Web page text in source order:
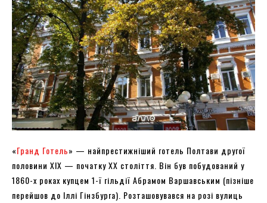
«Гранд Готель» — найпрестижніший готель Полтави другої
половини XIX — початку XX століття. Він був побудований у
1860-х роках купцем 1-ї гільдії Абрамом Варшавським (пізніше
перейшов до Іллі Гінзбурга). Розташовувався на розі вулиць